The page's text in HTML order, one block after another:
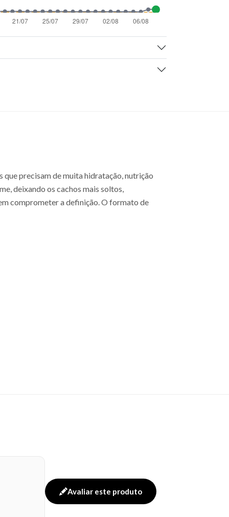
precisam de muita hidratação, nutrição
deixando os cachos mais soltos,
comprometer a definição. O formato de
Avaliar este produto